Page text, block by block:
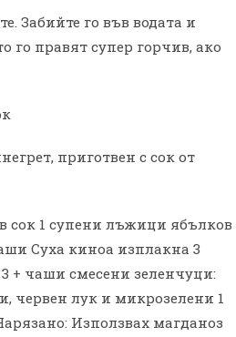
Забийте го във водата и
го правят супер горчив, ако
приготвен с сок от
сок 1 супени лъжици ябълков
Суха киноа изплакна 3
+ чаши смесени зеленчуци:
червен лук и микрозелени 1
Използвах магданоз